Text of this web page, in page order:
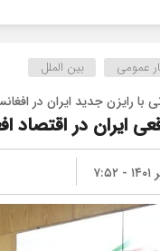
از
عمومی بین الملل
با رایزن جدید ایران در
ایران در اقتصاد